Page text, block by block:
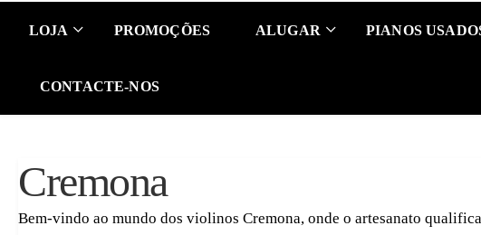
LOJA PROMOÇÕES ALUGAR PIANOS
CONTACTE-NOS
Cremona
Bem-vindo ao mundo dos violinos Cremona, onde o artesanato